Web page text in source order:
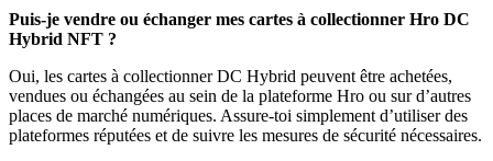
Puis-je vendre ou échanger mes cartes à collectionner Hro DC
Hybrid NFT ?
Oui, les cartes à collectionner DC Hybrid peuvent être achetées,
vendues ou échangées au sein de la plateforme Hro ou sur d’autres
places de marché numériques. Assure-toi simplement d’utiliser des
plateformes réputées et de suivre les mesures de sécurité nécessaires.